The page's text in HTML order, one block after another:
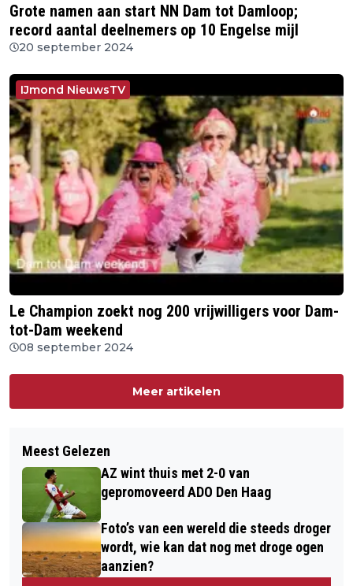
Grote namen aan start NN Dam tot Damloop;
record aantal deelnemers op 10 Engelse mijl
20 september 2024
IJmond NieuwsTV
Le Champion zoekt nog 200 vrijwilligers voor Dam-
tot-Dam weekend
08 september 2024
Meer artikelen
Meest Gelezen
AZ wint thuis met 2-0 van
gepromoveerd ADO Den Haag
Foto’s van een wereld die steeds droger
wordt, wie kan dat nog met droge ogen
aanzien?